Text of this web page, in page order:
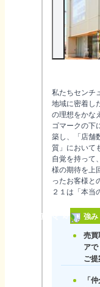
私たちセンチ
地域に密着し
の理想をかな
ゴマークの下
築し、「店舗
質」において
自覚を持って
様の期待を上
ったお客様と
２１は「本当
強み
売買
ア
ご提
「